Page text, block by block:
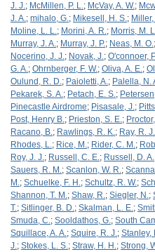
J. J.; McMillen, P. L.; McVay, A. W.;
J. A.; mihalo, G.; Mikesell, H. S.; Miller,
Moline, L. L.; Morini, A. R.; Morris, M.
Murray, J. A.; Murray, J. P.; Neas, M. O.;
Nocerino, J. J.; Novak, J.; O'connoer,
G. A.; Ohrnberger, F. W.; Oliva, A. E.;
Oulund, R. D.; Paioletti, A.; Palella, N.
Pekarek, S. A.; Petach, E. S.;
Pinecastle Airdrome; Pisasale, J.;
Post, Henry B.; Prieston, S. E.;
Racano, B.; Rawlings, R. K.; Ray, R. J.
Rhodes, L.; Rice, M.; Rider, C. M.;
Roy, J. J.; Russell, C. E.; Russell, D. A.
Sauers, R. M.; Scanlon, W. R.;
M.; Schuelke, F. H.; Schultz, R. W.;
Shannon, T. M.; Shaw, R.; Siegler, N.;
T.; Sitlinger, B. D.; Skalman, L. E.;
Smuda, C.; Sooldathos, G.; South
Squillace, A. A.; Squire, R. J.; Stanley,
J.; Stokes, L. S.; Straw, H. H.; Strong,